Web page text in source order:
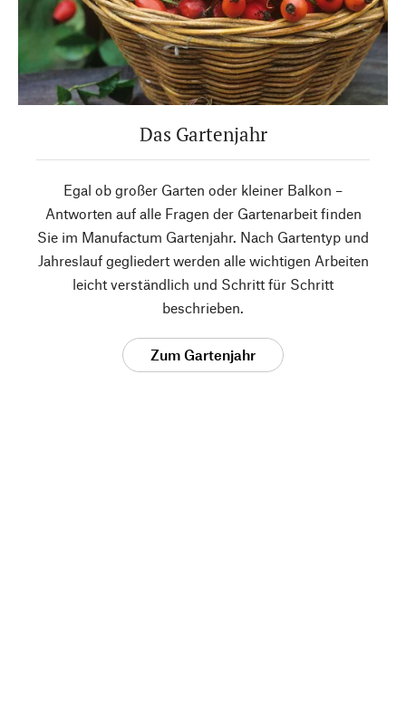
Das Gartenjahr
Egal ob großer Garten oder kleiner Balkon –
Antworten auf alle Fragen der Gartenarbeit finden
Sie im Manufactum Gartenjahr. Nach Gartentyp und
Jahreslauf gegliedert werden alle wichtigen Arbeiten
leicht verständlich und Schritt für Schritt
beschrieben.
Zum Gartenjahr